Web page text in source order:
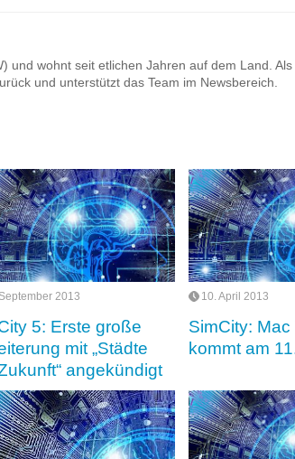
und wohnt seit etlichen Jahren auf dem Land.
und unterstützt das Team im Newsbereich.
2013
5: Erste große
mit „Städte
angekündigt
10. April 2013
SimCity: Mac
kommt am